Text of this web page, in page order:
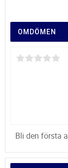
OMDÖMEN
Bli den första